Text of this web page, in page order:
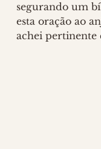
segurando um
esta oração ao
achei